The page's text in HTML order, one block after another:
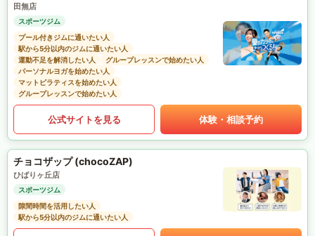
田無店
スポーツジム
プール付きジムに通いたい人
駅から5分以内のジムに通いたい人
運動不足を解消したい人
グループレッスンで始めたい人
パーソナルヨガを始めたい人
マットピラティスを始めたい人
グループレッスンで始めたい人
公式サイトを見る 体験・相談予約
チョコザップ (chocoZAP)
ひばりヶ丘店
スポーツジム
隙間時間を活用したい人
駅から5分以内のジムに通いたい人